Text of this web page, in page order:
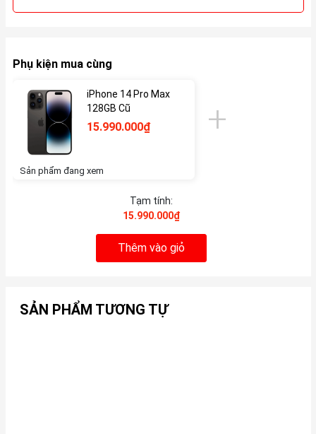
Phụ kiện mua cùng
iPhone 14 Pro Max
128GB Cũ
15.990.000₫
Sản phẩm đang xem
Tạm tính:
15.990.000₫
Thêm vào giỏ
SẢN PHẨM TƯƠNG TỰ